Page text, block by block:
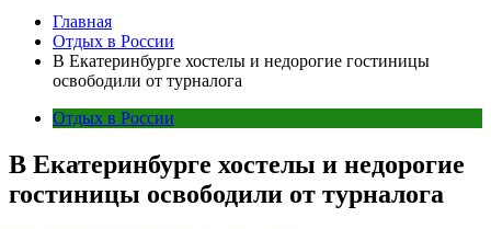
Главная
Отдых в России
В Екатеринбурге хостелы и недорогие гостиницы
освободили от турналога
Отдых в России
В Екатеринбурге хостелы и недорогие
гостиницы освободили от турналога